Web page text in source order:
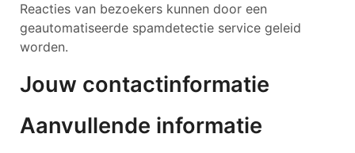
Reacties van bezoekers kunnen door een
geautomatiseerde spamdetectie service geleid
worden.
Jouw contactinformatie
Aanvullende informatie